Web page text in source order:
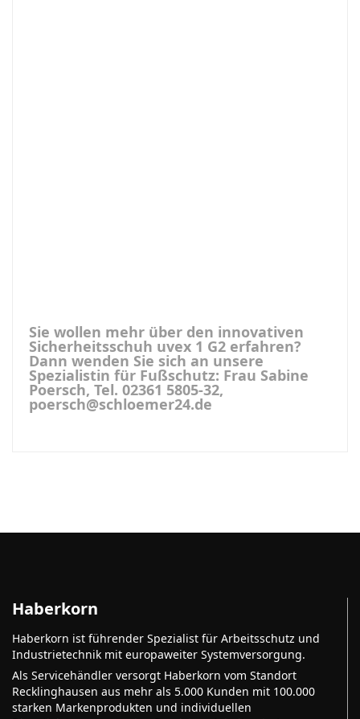
Sie wollen mehr über den innovativen
Sicherheitsschuh uvex 1 G2 erfahren?
Dann wenden Sie sich an unsere
Spezialistin für Fußschutz: Frau Sabine
Poersch, Tel. 02361 5805-32,
poersch@schloemer24.de
Haberkorn
Haberkorn ist führender Spezialist für Arbeitsschutz und
Industrietechnik mit europaweiter Systemversorgung.
Als Servicehändler versorgt Haberkorn vom Standort
Recklinghausen aus mehr als 5.000 Kunden mit 100.000
starken Markenprodukten und individuellen